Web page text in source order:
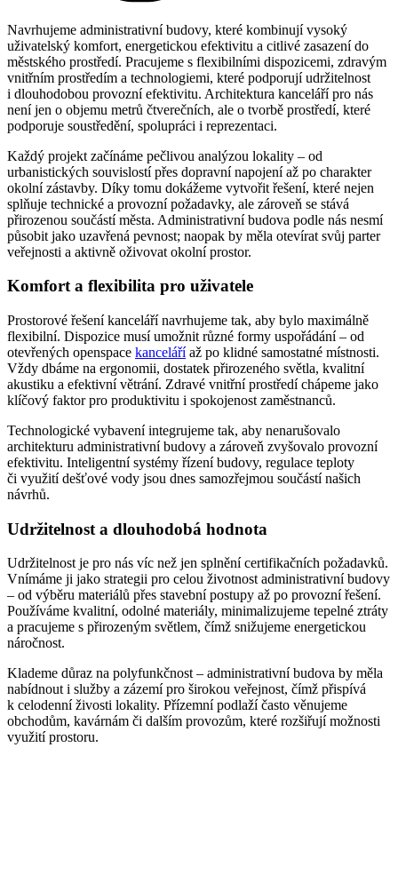
Navrhujeme administrativní budovy, které kombinují vysoký
uživatelský komfort, energetickou efektivitu a citlivé zasazení do
městského prostředí. Pracujeme s flexibilními dispozicemi, zdravým
vnitřním prostředím a technologiemi, které podporují udržitelnost
i dlouhodobou provozní efektivitu. Architektura kanceláří pro nás
není jen o objemu metrů čtverečních, ale o tvorbě prostředí, které
podporuje soustředění, spolupráci i reprezentaci.
Každý projekt začínáme pečlivou analýzou lokality – od
urbanistických souvislostí přes dopravní napojení až po charakter
okolní zástavby. Díky tomu dokážeme vytvořit řešení, které nejen
splňuje technické a provozní požadavky, ale zároveň se stává
přirozenou součástí města. Administrativní budova podle nás nesmí
působit jako uzavřená pevnost; naopak by měla otevírat svůj parter
veřejnosti a aktivně oživovat okolní prostor.
Komfort a flexibilita pro uživatele
Prostorové řešení kanceláří navrhujeme tak, aby bylo maximálně
flexibilní. Dispozice musí umožnit různé formy uspořádání – od
otevřených openspace kanceláříaž po klidné samostatné místnosti.
Vždy dbáme na ergonomii, dostatek přirozeného světla, kvalitní
akustiku a efektivní větrání. Zdravé vnitřní prostředí chápeme jako
klíčový faktor pro produktivitu i spokojenost zaměstnanců.
Technologické vybavení integrujeme tak, aby nenarušovalo
architekturu administrativní budovy a zároveň zvyšovalo provozní
efektivitu. Inteligentní systémy řízení budovy, regulace teploty
či využití dešťové vody jsou dnes samozřejmou součástí našich
návrhů.
Udržitelnost a dlouhodobá hodnota
Udržitelnost je pro nás víc než jen splnění certifikačních požadavků.
Vnímáme ji jako strategii pro celou životnost administrativní budovy
– od výběru materiálů přes stavební postupy až po provozní řešení.
Používáme kvalitní, odolné materiály, minimalizujeme tepelné ztráty
a pracujeme s přirozeným světlem, čímž snižujeme energetickou
náročnost.
Klademe důraz na polyfunkčnost – administrativní budova by měla
nabídnout i služby a zázemí pro širokou veřejnost, čímž přispívá
k celodenní živosti lokality. Přízemní podlaží často věnujeme
obchodům, kavárnám či dalším provozům, které rozšiřují možnosti
využití prostoru.